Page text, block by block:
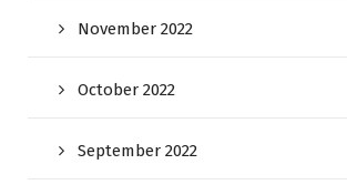
November 2022
October 2022
September 2022